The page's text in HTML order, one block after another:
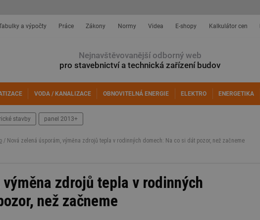
a výpočty Práce Zákony Normy Videa E-shopy Kalkulátor cen
Nejnavštěvovanější odborný web
pro stavebnictví a technická zařízení budov
VODA / KANALIZACE OBNOVITELNÁ ENERGIE ELEKTRO ENERGETIKA
stavby panel 2013+
/ Nová zelená úsporám, výměna zdrojů tepla v rodinných domech: Na co si dát pozor, než začneme
zdrojů tepla v rodinných
než začneme